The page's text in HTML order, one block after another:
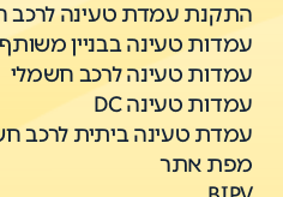
התקנת עמדת טעינה לרכב
עמדות טעינה בבניין משותף
עמדות טעינה לרכב חשמלי
עמדות טעינה DC
עמדת טעינה ביתית לרכב
מפת אתר